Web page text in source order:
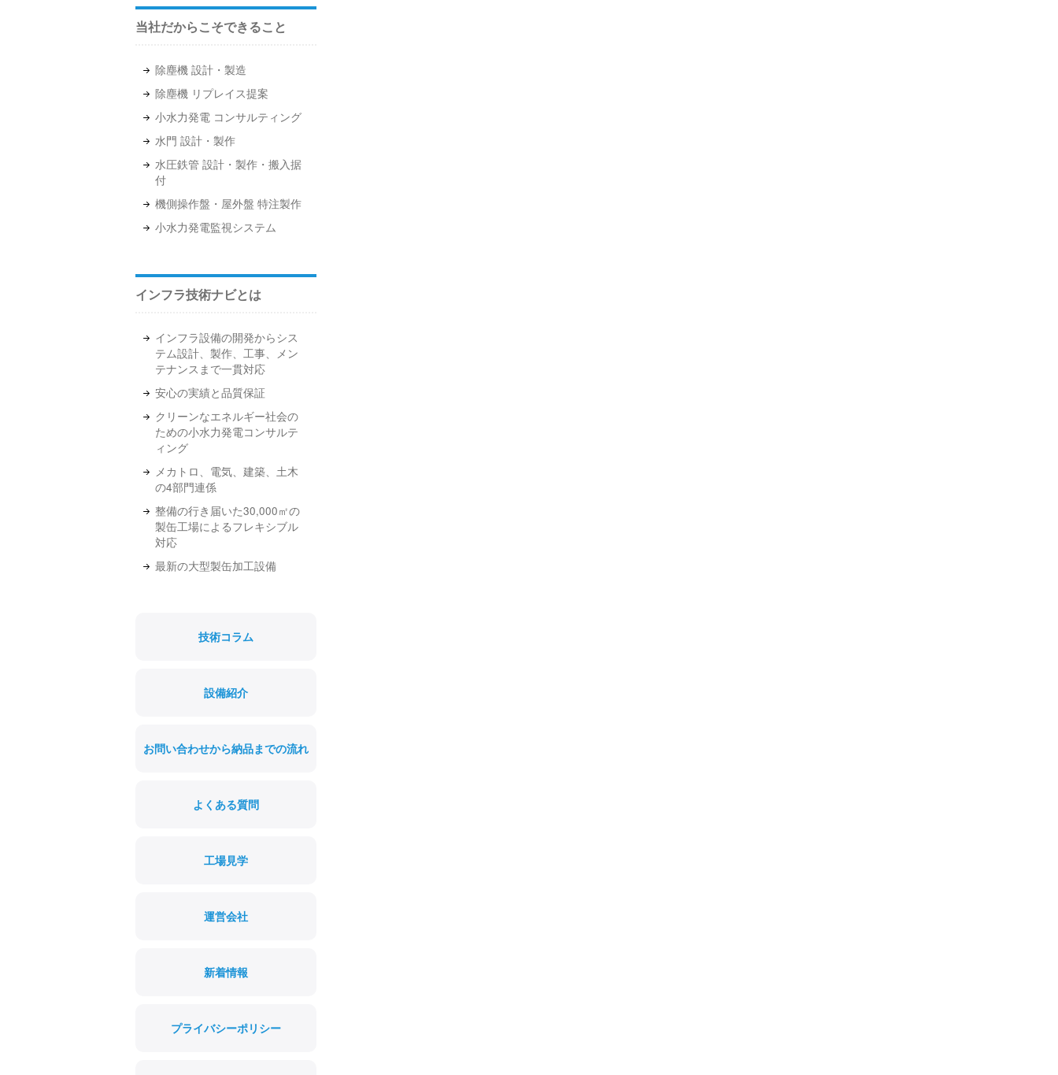
当社だからこそできること
除塵機 設計・製造
除塵機 リプレイス提案
小水力発電 コンサルティング
水門 設計・製作
水圧鉄管 設計・製作・搬入据
付
機側操作盤・屋外盤 特注製作
小水力発電監視システム
インフラ技術ナビとは
インフラ設備の開発からシス
テム設計、製作、工事、メン
テナンスまで一貫対応
安心の実績と品質保証
クリーンなエネルギー社会の
ための小水力発電コンサルテ
ィング
メカトロ、電気、建築、土木
の4部門連係
整備の行き届いた30,000㎡の
製缶工場によるフレキシブル
対応
最新の大型製缶加工設備
技術コラム
設備紹介
お問い合わせから納品までの流れ
よくある質問
工場見学
運営会社
新着情報
プライバシーポリシー